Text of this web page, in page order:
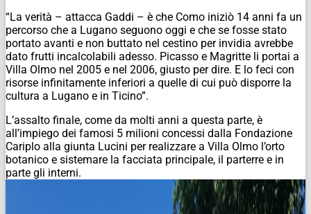
“La verità – attacca Gaddi – è che Como iniziò 14 anni fa un
percorso che a Lugano seguono oggi e che se fosse stato
portato avanti e non buttato nel cestino per invidia avrebbe
dato frutti incalcolabili adesso. Picasso e Magritte li portai a
Villa Olmo nel 2005 e nel 2006, giusto per dire. E lo feci con
risorse infinitamente inferiori a quelle di cui può disporre la
cultura a Lugano e in Ticino”.
L’assalto finale, come da molti anni a questa parte, è
all’impiego dei famosi 5 milioni concessi dalla Fondazione
Cariplo alla giunta Lucini per realizzare a Villa Olmo l’orto
botanico e sistemare la facciata principale, il parterre e in
parte gli interni.